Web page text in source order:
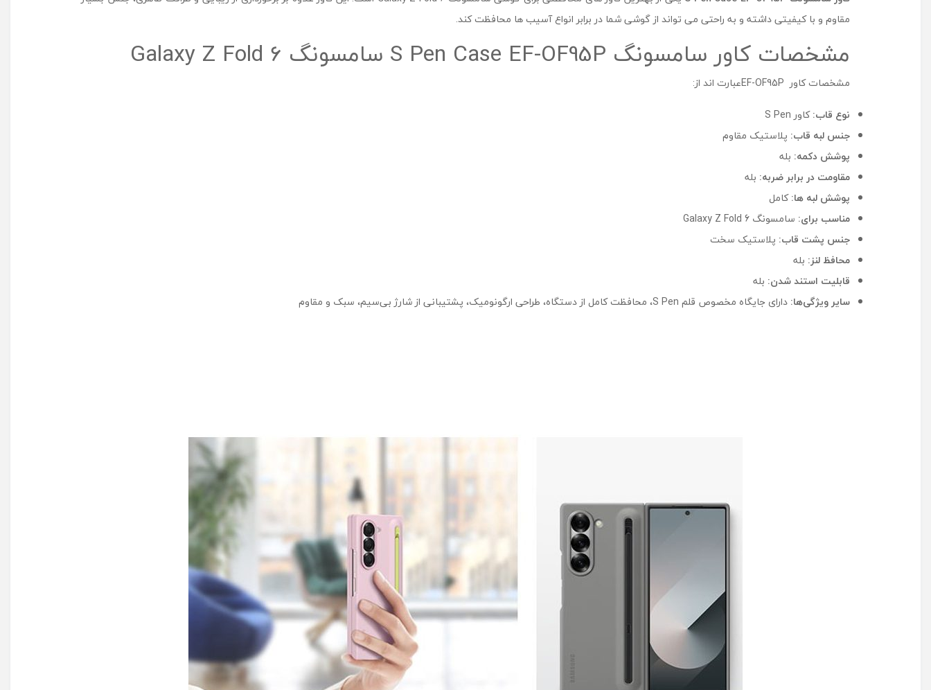
مقاوم و با کیفیتی داشته و به راحتی می تواند از گوشی شما در برابر انواع آسیب ها محافظت کند.
مشخصات کاور سامسونگ S Pen Case EF-OF95P سامسونگ Galaxy Z Fold 6
مشخصات کاور EF-OF95Pعبارت اند از:
نوع قاب:کاور S Pen
جنس لبه قاب: پلاستیک مقاوم
پوشش دکمه: بله
مقاومت در برابر ضربه: بله
پوشش لبه ‌ها:کامل
مناسب برای: سامسونگ Galaxy Z Fold 6
جنس پشت قاب: پلاستیک سخت
محافظ لنز: بله
قابلیت استند شدن: بله
سایر ویژگی‌ها: دارای جایگاه مخصوص قلم S Pen، محافظت کامل از دستگاه، طراحی ارگونومیک، پشتیبانی از شارژ بی‌سیم، سبک و مقاوم